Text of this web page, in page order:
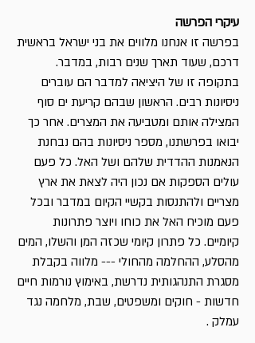
עיקרי הפרשה
בפרשה זו אנחנו מלווים את בני ישראל בראשית
דרכם, שעוד תארך שנים רבות, במדבר.
בתקופה זו של היציאה למדבר הם עוברים
ניסיונות רבים. הראשון שבהם קריעת ים סוף
המצילה אותם ומטביעה את המצרים. אחר כך
יבואו בפרשתנו, מספר ניסיונות בהם נבחנת
הנאמנות ההדדית שלהם ושל האל. כל פעם
עולים הספקות אם נכון היה לצאת את ארץ
מצריים ולהתנסות בקשיי הקיום במדבר ובכל
פעם מוכיח האל את כוחו ויוצר פתרונות
קיומיים. כל פתרון קיומי שכזה המן והשלו, המים
מהסלע, ההחלמה מהחולי --- מלווה בקבלת
מסגרת התנהגותית נדרשת, באימוץ נורמות חיים
חדשות - חוקים ומשפטים, שבת, מלחמה נגד
עמלק .